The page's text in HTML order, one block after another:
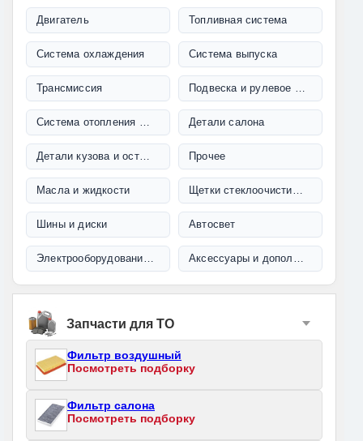
Двигатель Топливная система
Система охлаждения Система выпуска
Трансмиссия Подвеска и рулевое управление
Система отопления и кондиционирования Детали салона
Детали кузова и остекление Прочее
Масла и жидкости Щетки стеклоочистителя
Шины и диски Автосвет
Электрооборудование и проводка Аксессуары и дополнительное оборудование
Запчасти для ТО
Фильтр воздушный
Посмотреть подборку
Фильтр салона
Посмотреть подборку